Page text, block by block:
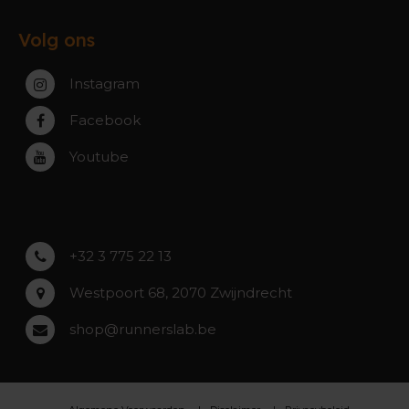
Service, Garantie & Reparatie
Paal-Beringen
Zwijndrecht
Rumst
Roeselare
Asse
Werking winkels
Contact
Volg ons
Instagram
Facebook
Youtube
+32 3 775 22 13
Westpoort 68, 2070 Zwijndrecht
shop@runnerslab.be